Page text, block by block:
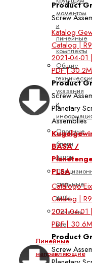
моментом
и
линейные
комплекты
Общие
указания
и
Опорные
блоки
валов
стальные
валы
Показать
все
Линейные
направляющие
Product
Screw
Katalog
Catalog |
2021-04-01
PDF |
Product
Screw
Planetary
Assemblies
BASA /
PLSA
Catálogo
Catalog |
2021-04-01
PDF |
Product
Screw